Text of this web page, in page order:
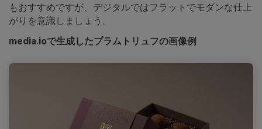
もおすすめですが、デジタルではフラットでモダンな仕上
がりを意識しましょう。
media.ioで生成したプラムトリュフの画像例